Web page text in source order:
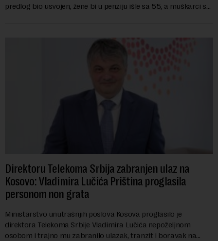
predlog bio usvojen, žene bi u penziju išle sa 55, a muškarci sa
Direktoru Telekoma Srbija zabranjen ulaz na
Kosovo: Vladimira Lučića Priština proglasila
personom non grata
Ministarstvo unutrašnjih poslova Kosova proglasilo je
direktora Telekoma Srbije Vladimira Lučića nepoželjnom
osobom i trajno mu zabranilo ulazak, tranzit i boravak na